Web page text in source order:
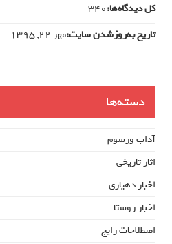
کل دیدگاه‌ها:340
تاریخ به‌روزشدن سایت:مهر ۲۲, ۱۳۹۵
دسته‌ها
آداب ورسوم
اثار تاریخی
اخبار دهیاری
اخبار روستا
اصطلاحات رایج